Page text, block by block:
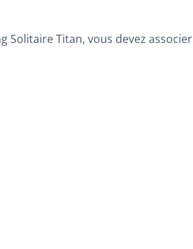
Solitaire Titan, vous devez associer